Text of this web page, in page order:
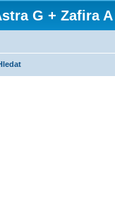
G + Zafira